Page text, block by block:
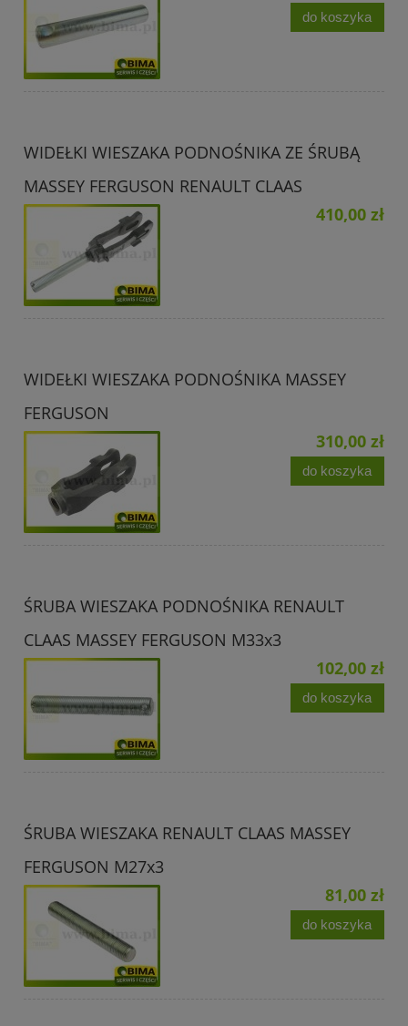
do koszyka
WIDEŁKI WIESZAKA PODNOŚNIKA ZE ŚRUBĄ
MASSEY FERGUSON RENAULT CLAAS
410,00 zł
WIDEŁKI WIESZAKA PODNOŚNIKA MASSEY
FERGUSON
310,00 zł
do koszyka
ŚRUBA WIESZAKA PODNOŚNIKA RENAULT
CLAAS MASSEY FERGUSON M33x3
102,00 zł
do koszyka
ŚRUBA WIESZAKA RENAULT CLAAS MASSEY
FERGUSON M27x3
81,00 zł
do koszyka